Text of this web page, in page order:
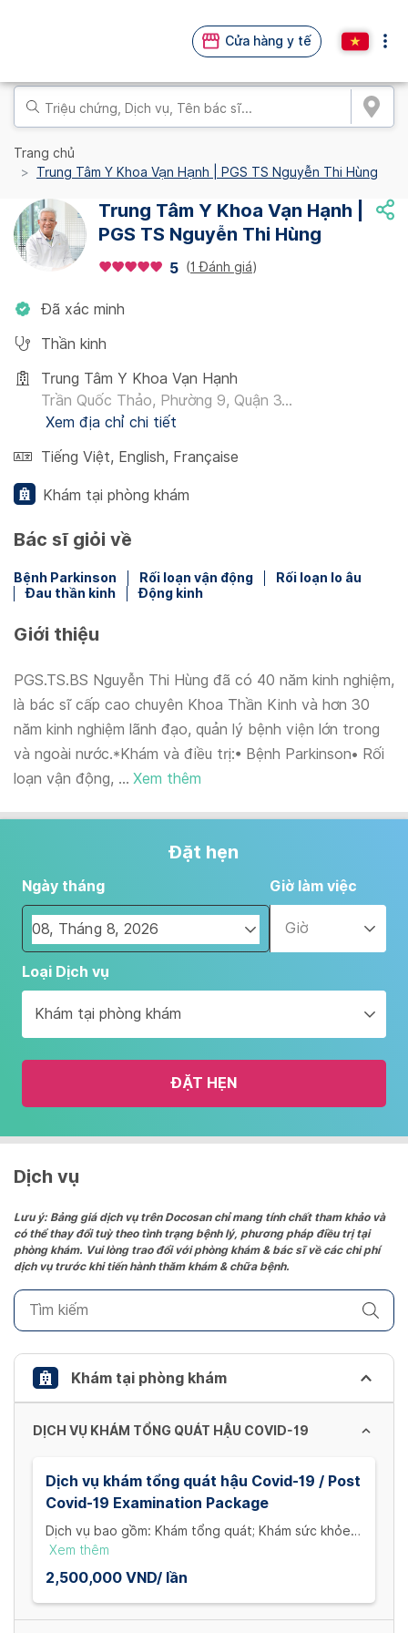
Cửa hàng y tế
Trang chủ
Trung Tâm Y Khoa Vạn Hạnh | PGS TS Nguyễn Thi Hùng
Trung Tâm Y Khoa Vạn Hạnh |
PGS TS Nguyễn Thi Hùng
5 (1 Đánh giá)
Đã xác minh
Thần kinh
Trung Tâm Y Khoa Vạn Hạnh
Trần Quốc Thảo, Phường 9, Quận 3...
Xem địa chỉ chi tiết
Tiếng Việt, English, Française
Khám tại phòng khám
Bác sĩ giỏi về
Bệnh Parkinson Rối loạn vận động
Rối loạn lo âu
Đau thần kinh
Động kinh
Giới thiệu
PGS.TS.BS Nguyễn Thi Hùng đã có 40 năm kinh nghiệm,
là bác sĩ cấp cao chuyên Khoa Thần Kinh và hơn 30
năm kinh nghiệm lãnh đạo, quản lý bệnh viện lớn trong
và ngoài nước.*Khám và điều trị:• Bệnh Parkinson• Rối
loạn vận động, ... Xem thêm
Đặt hẹn
Ngày tháng
Navigate
forward
interact
with
the
and
date.
the
question
mark
to
keyboard
shortcuts
changing
Giờ làm việc
Giờ
Loại Dịch vụ
Khám tại phòng khám
ĐẶT HẸN
Dịch vụ
Lưu ý: Bảng giá dịch vụ trên Docosan chỉ mang tính chất tham khảo và
có thể thay đổi tuỳ theo tình trạng bệnh lý, phương pháp điều trị tại
phòng khám. Vui lòng trao đổi với phòng khám & bác sĩ về các chi phí
dịch vụ trước khi tiến hành thăm khám & chữa bệnh.
Khám tại phòng khám
DỊCH VỤ KHÁM TỔNG QUÁT HẬU COVID-19
Dịch vụ khám tổng quát hậu Covid-19 / Post
Covid-19 Examination Package
Dịch vụ bao gồm: Khám tổng quát; Khám sức khỏe
tâm thần kinh; Xét nghiệm: Công thức máu; CRP; VS;
chức năng thận, chức năng gan, D dimer; Siêu âm
Doppler TM sâu; và Xquang phổi; nhưng không bao
gồm CT phổi không cản quang. / Services include:
Xem thêm
2,500,000 VND/ lần